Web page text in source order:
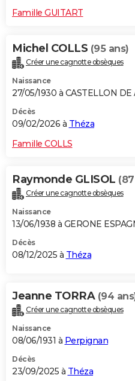
Famille GUITART
Michel COLLS (95 ans)
Créer une cagnotte obsèques
Naissance
27/05/1930 à CASTELLON
Décès
09/02/2026 à Théza
Famille COLLS
Raymonde GLISOL
Créer une cagnotte obsèques
Naissance
13/06/1938 à GERONE
Décès
08/12/2025 à Théza
Jeanne TORRA (94
Créer une cagnotte obsèques
Naissance
08/06/1931 à Perpignan
Décès
23/09/2025 à Théza